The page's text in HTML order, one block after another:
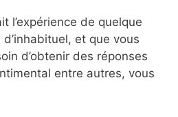
l’expérience de quelque
et que vous
d’obtenir des réponses
entre autres, vous